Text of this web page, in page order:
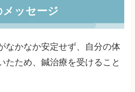
ッセージ
なかなか安定せず、自分の体
たため、鍼治療を受けること